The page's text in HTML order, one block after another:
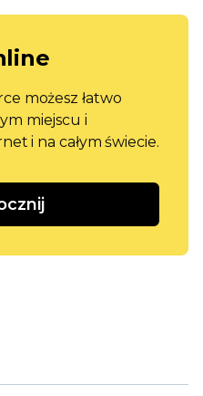
możesz łatwo
miejscu i
i na całym świecie.